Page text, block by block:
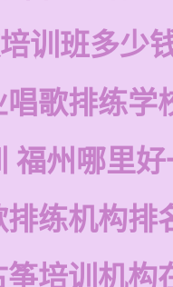
训班多少
歌排练学
福州哪里
练机构排
筝培训机构